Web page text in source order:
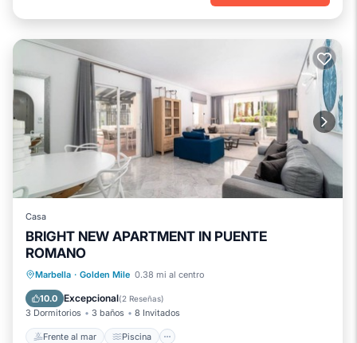
Casa
BRIGHT NEW APARTMENT IN PUENTE
ROMANO
Marbella · Golden Mile 0.38 mi al centro
10.0 Excepcional(2 Reseñas)
3 Dormitorios 3 baños 8 Invitados
Frente al mar Piscina
Frente al mar Piscina
Balcón/Terraza